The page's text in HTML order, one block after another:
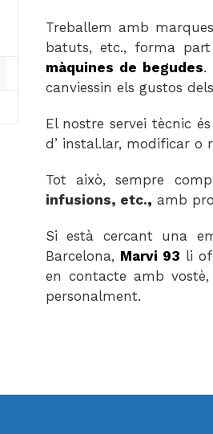
Treballem amb
batuts, etc., forma
màquines de begudes.
canviessin els gustos
El nostre servei tècnic
d’ instal.lar, modificar o
Tot això, sempre
infusions, etc., amb
Si està cercant una
Barcelona, Marvi 93 li
en contacte amb
personalment.